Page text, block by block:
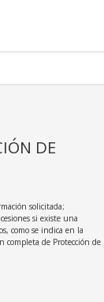
DE
solicitada;
si existe una
como se indica en la
completa de Protección de